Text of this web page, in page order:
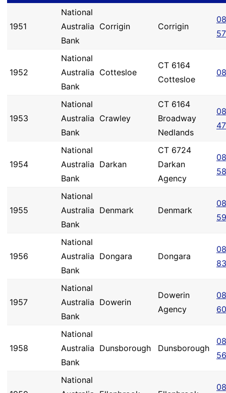
1951
National
Australia
Bank
Corrigin Corrigin
1952
National
Australia
Bank
Cottesloe
CT 6164
Cottesloe
1953
National
Australia
Bank
Crawley
CT 6164
Broadway
Nedlands
1954
National
Australia
Bank
Darkan
CT 6724
Darkan
Agency
1955
National
Australia
Bank
Denmark Denmark
1956
National
Australia
Bank
Dongara Dongara
1957
National
Australia
Bank
Dowerin
Dowerin
Agency
1958
National
Australia
Bank
Dunsborough Dunsborough
National